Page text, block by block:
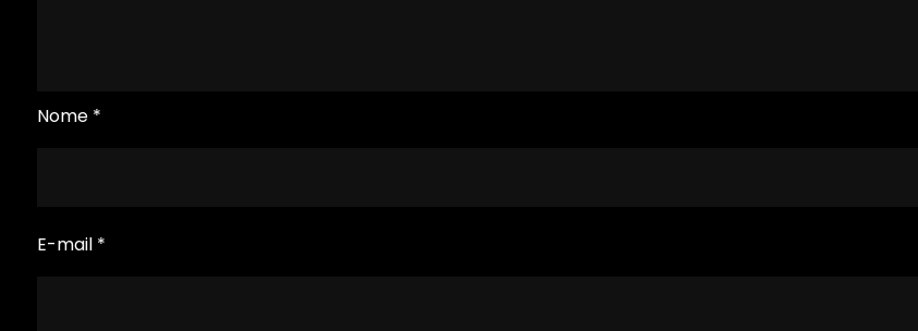
Nome *
E-mail *